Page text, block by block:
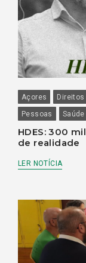
Açores
Pessoas
HDES: 300
de realidade
LER NOTÍCIA